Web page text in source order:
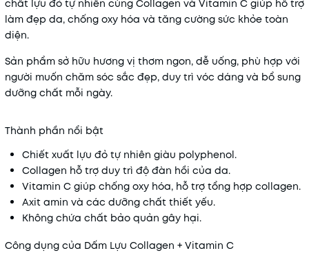
chất lựu đỏ tự nhiên cùng Collagen và Vitamin C giúp hỗ trợ
làm đẹp da, chống oxy hóa và tăng cường sức khỏe toàn
diện.
Sản phẩm sở hữu hương vị thơm ngon, dễ uống, phù hợp với
người muốn chăm sóc sắc đẹp, duy trì vóc dáng và bổ sung
dưỡng chất mỗi ngày.
Thành phần nổi bật
Chiết xuất lựu đỏ tự nhiên giàu polyphenol.
Collagen hỗ trợ duy trì độ đàn hồi của da.
Vitamin C giúp chống oxy hóa, hỗ trợ tổng hợp collagen.
Axit amin và các dưỡng chất thiết yếu.
Không chứa chất bảo quản gây hại.
Công dụng của Dấm Lựu Collagen + Vitamin C